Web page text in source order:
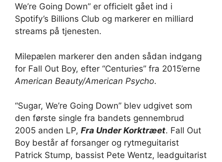
We’re Going Down” er officielt gået ind i
Spotify’s Billions Club og markerer en milliard
streams på tjenesten.
Milepælen markerer den anden sådan indgang
for Fall Out Boy, efter “Centuries” fra 2015’erne
American Beauty/American Psycho.
“Sugar, We’re Going Down” blev udgivet som
den første single fra bandets gennembrud
2005 anden LP, Fra Under Korktræet. Fall Out
Boy består af forsanger og rytmeguitarist
Patrick Stump, bassist Pete Wentz, leadguitarist